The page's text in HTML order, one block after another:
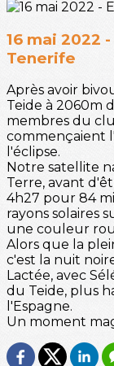
16 mai 2022
Tenerife
Après avoir
Teide à 2060m
membres du
commençaient
l'éclipse.
Notre satellite
Terre, avant
4h27 pour 84
rayons solaires
une couleur
Alors que la
c'est la nuit
Lactée, avec
du Teide, plus
l'Espagne.
Un moment